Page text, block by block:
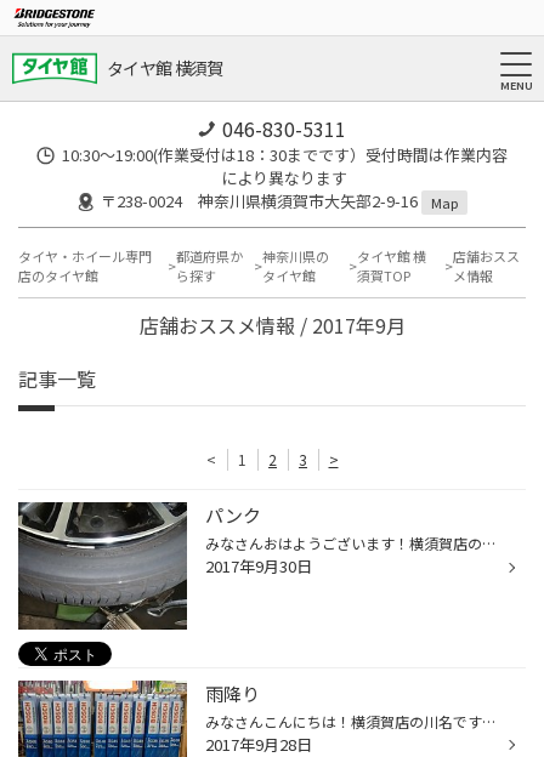
タイヤ館 横須賀
046-830-5311
10:30～19:00(作業受付は18：30までです）受付時間は作業内容
により異なります
〒238-0024 神奈川県横須賀市大矢部2-9-16
Map
タイヤ・ホイール専門
店のタイヤ館
都道府県か
ら探す
神奈川県の
タイヤ館
タイヤ館 横
須賀TOP
店舗おスス
メ情報
店舗おススメ情報 / 2017年9月
記事一覧
< 1 2 3 >
パンク
みなさんおはようございます！横須賀店のえんちゃんです！ 本日は空気圧不足で走行してしまったタイヤの画像です！ こんな跡のタイヤは要注意です！ 横のマークが消えてしまって触ると少しへこんでる感じがするタイヤ！ ↓↓↓↓↓↓↓↓↓↓↓↓ このタイヤを外して確認するとこんなになってました！↓↓↓↓↓↓↓↓↓↓...
2017年9月30日
雨降り
みなさんこんにちは！横須賀店の川名です！ 今朝は雨が凄かったですよぇ～！ビックリしました！ お車運転していたお客様ちゃんと前見えましたか(?_?) ワイパーの交換目安は１年に１回がおすすめとなっております！ ちょっと見づらいかなぁ～ってお客様ワイパー点検も無料で当店 行っておりますので...
2017年9月28日